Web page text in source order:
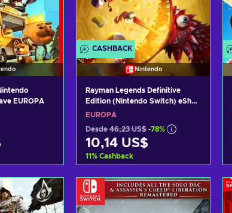
EUROPA
carrito
CASHBACK
Nintendo
Rayman Legends Definitive
Edition (Nintendo Switch) eShop
Key EUROPE
EUROPA
Desde 46,23 US$ -78%
10,14 US$
11% Cashback
Añadir al carrito
Ver ofertas